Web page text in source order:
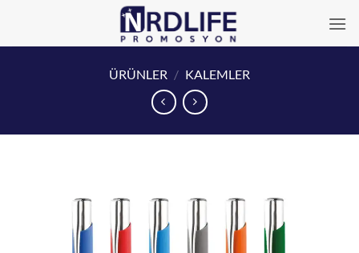
ÜRÜNLER / KALEMLER